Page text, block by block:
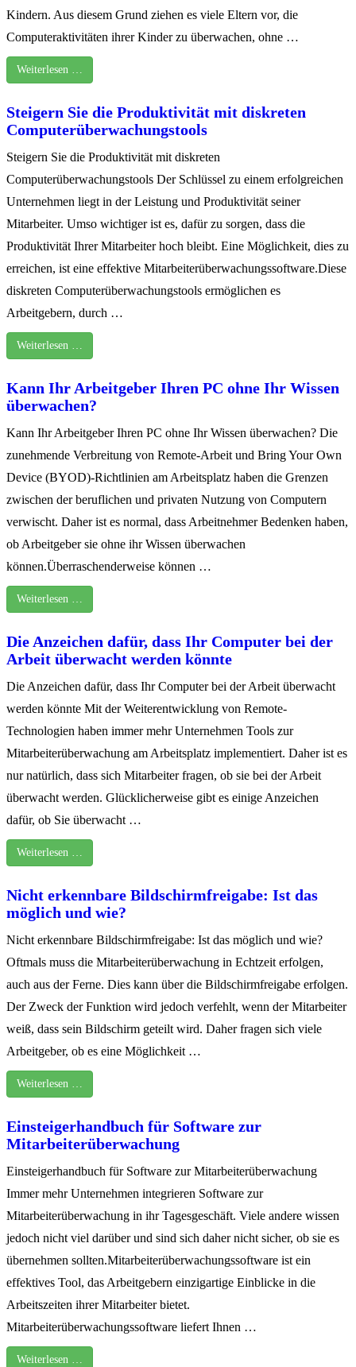
Kindern. Aus diesem Grund ziehen es viele Eltern vor, die
Computeraktivitäten ihrer Kinder zu überwachen, ohne …
Weiterlesen …
Steigern Sie die Produktivität mit diskreten
Computerüberwachungstools
Steigern Sie die Produktivität mit diskreten
Computerüberwachungstools Der Schlüssel zu einem erfolgreichen
Unternehmen liegt in der Leistung und Produktivität seiner
Mitarbeiter. Umso wichtiger ist es, dafür zu sorgen, dass die
Produktivität Ihrer Mitarbeiter hoch bleibt. Eine Möglichkeit, dies zu
erreichen, ist eine effektive Mitarbeiterüberwachungssoftware.Diese
diskreten Computerüberwachungstools ermöglichen es
Arbeitgebern, durch …
Weiterlesen …
Kann Ihr Arbeitgeber Ihren PC ohne Ihr Wissen
überwachen?
Kann Ihr Arbeitgeber Ihren PC ohne Ihr Wissen überwachen? Die
zunehmende Verbreitung von Remote-Arbeit und Bring Your Own
Device (BYOD)-Richtlinien am Arbeitsplatz haben die Grenzen
zwischen der beruflichen und privaten Nutzung von Computern
verwischt. Daher ist es normal, dass Arbeitnehmer Bedenken haben,
ob Arbeitgeber sie ohne ihr Wissen überwachen
können.Überraschenderweise können …
Weiterlesen …
Die Anzeichen dafür, dass Ihr Computer bei der
Arbeit überwacht werden könnte
Die Anzeichen dafür, dass Ihr Computer bei der Arbeit überwacht
werden könnte Mit der Weiterentwicklung von Remote-
Technologien haben immer mehr Unternehmen Tools zur
Mitarbeiterüberwachung am Arbeitsplatz implementiert. Daher ist es
nur natürlich, dass sich Mitarbeiter fragen, ob sie bei der Arbeit
überwacht werden. Glücklicherweise gibt es einige Anzeichen
dafür, ob Sie überwacht …
Weiterlesen …
Nicht erkennbare Bildschirmfreigabe: Ist das
möglich und wie?
Nicht erkennbare Bildschirmfreigabe: Ist das möglich und wie?
Oftmals muss die Mitarbeiterüberwachung in Echtzeit erfolgen,
auch aus der Ferne. Dies kann über die Bildschirmfreigabe erfolgen.
Der Zweck der Funktion wird jedoch verfehlt, wenn der Mitarbeiter
weiß, dass sein Bildschirm geteilt wird. Daher fragen sich viele
Arbeitgeber, ob es eine Möglichkeit …
Weiterlesen …
Einsteigerhandbuch für Software zur
Mitarbeiterüberwachung
Einsteigerhandbuch für Software zur Mitarbeiterüberwachung
Immer mehr Unternehmen integrieren Software zur
Mitarbeiterüberwachung in ihr Tagesgeschäft. Viele andere wissen
jedoch nicht viel darüber und sind sich daher nicht sicher, ob sie es
übernehmen sollten.Mitarbeiterüberwachungssoftware ist ein
effektives Tool, das Arbeitgebern einzigartige Einblicke in die
Arbeitszeiten ihrer Mitarbeiter bietet.
Mitarbeiterüberwachungssoftware liefert Ihnen …
Weiterlesen …